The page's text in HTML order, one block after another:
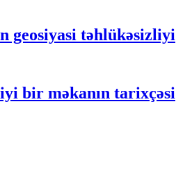
geosiyasi təhlükəsizliyi
bir məkanın tarixçəsi